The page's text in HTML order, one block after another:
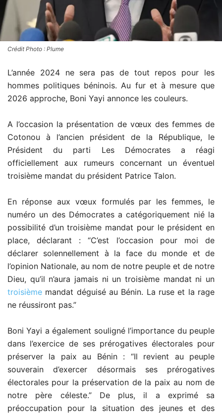
Crédit Photo : Plume
L’année 2024 ne sera pas de tout repos pour les
hommes politiques béninois. Au fur et à mesure que
2026 approche, Boni Yayi annonce les couleurs.
A l’occasion la présentation de vœux des femmes de
Cotonou à l’ancien président de la République, le
Président du parti Les Démocrates a réagi
officiellement aux rumeurs concernant un éventuel
troisième mandat du président Patrice Talon.
En réponse aux vœux formulés par les femmes, le
numéro un des Démocrates a catégoriquement nié la
possibilité d’un troisième mandat pour le président en
place, déclarant : “C’est l’occasion pour moi de
déclarer solennellement à la face du monde et de
l’opinion Nationale, au nom de notre peuple et de notre
Dieu, qu’il n’aura jamais ni un troisième mandat ni un
troisième mandat déguisé au Bénin. La ruse et la rage
ne réussiront pas.”
Boni Yayi a également souligné l’importance du peuple
dans l’exercice de ses prérogatives électorales pour
préserver la paix au Bénin : “Il revient au peuple
souverain d’exercer désormais ses prérogatives
électorales pour la préservation de la paix au nom de
notre père céleste.” De plus, il a exprimé sa
préoccupation pour la situation des jeunes et des